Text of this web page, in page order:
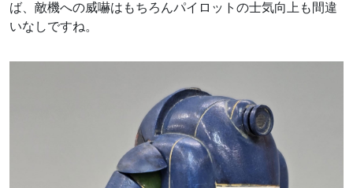
ば、敵機への威嚇はもちろんパイロットの士気向上も間違
いなしですね。